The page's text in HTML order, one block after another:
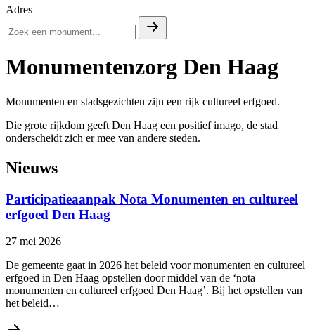
Adres
Monumentenzorg Den Haag
Monumenten en stadsgezichten zijn een rijk cultureel erfgoed.
Die grote rijkdom geeft Den Haag een positief imago, de stad
onderscheidt zich er mee van andere steden.
Nieuws
Participatieaanpak Nota Monumenten en cultureel
erfgoed Den Haag
27 mei 2026
De gemeente gaat in 2026 het beleid voor monumenten en cultureel
erfgoed in Den Haag opstellen door middel van de ‘nota
monumenten en cultureel erfgoed Den Haag’. Bij het opstellen van
het beleid…